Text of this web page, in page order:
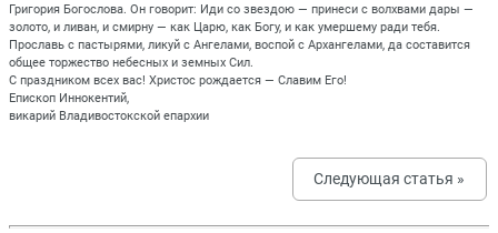
Григория Богослова. Он говорит: Иди со звездою — принеси с волхвами дары —
золото, и ливан, и смирну — как Царю, как Богу, и как умершему ради тебя.
Прославь с пастырями, ликуй с Ангелами, воспой с Архангелами, да составится
общее торжество небесных и земных Сил.
С праздником всех вас! Христос рождается — Славим Его!
Епископ Иннокентий,
викарий Владивостокской епархии
Следующая статья »